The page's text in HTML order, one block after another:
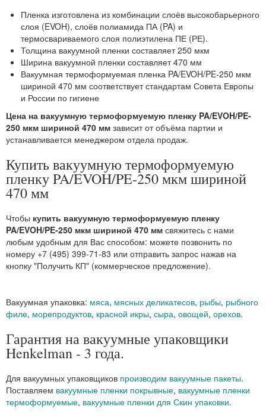
Пленка изготовлена из комбинации слоёв высокобарьерного
слоя (EVOH), слоёв полиамида ПА (PA) и
термосвариваемого слоя полиэтилена ПЕ (РЕ).
Толщина вакуумной пленки составляет 250 мкм
Ширина вакуумной пленки составляет 470 мм
Вакуумная термоформуемая пленка PA/EVOH/PE-250 мкм
шириной 470 мм соответствует стандартам Совета Европы
и России по гигиене
Цена на вакуумную термоформуемую пленку PA/EVOH/PE-
250 мкм шириной 470 мм зависит от объёма партии и
устанавливается менеджером отдела продаж.
Купить вакуумную термоформуемую
пленку PA/EVOH/PE-250 мкм шириной
470 мм
Чтобы купить вакуумную термоформуемую пленку
PA/EVOH/PE-250 мкм шириной 470 мм свяжитесь с нами
любым удобным для Вас способом: можете позвонить по
номеру +7 (495) 399-71-83 или отправить запрос нажав на
кнопку "Получить КП" (коммерческое предложение).
Вакуумная упаковка: мяса, мясных деликатесов, рыбы, рыбного
филе, морепродуктов, красной икры, сыра, овощей, орехов.
Гарантия на вакуумные упаковщики
Henkelman - 3 года.
Для вакуумных упаковщиков производим вакуумные пакеты.
Поставляем вакуумные пленки покрывные, вакуумные пленки
термоформуемые, вакуумные пленки для Скин упаковки.